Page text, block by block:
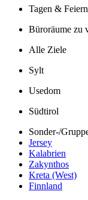
Tagen &
Büroräume zu
Alle Ziele
Sylt
Usedom
Südtirol
Sonder-/
Jersey
Kalabrien
Zakynthos
Kreta (West)
Finnland